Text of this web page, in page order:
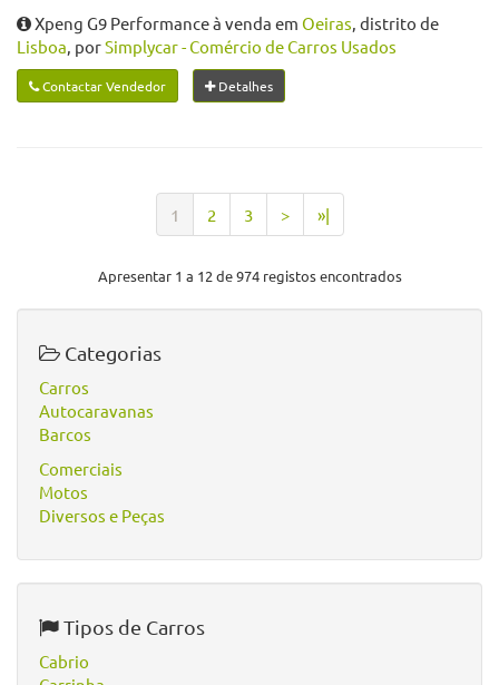
Xpeng G9 Performance à venda em Oeiras, distrito de
Lisboa, porSimplycar - Comércio de Carros Usados
Contactar Vendedor Detalhes
1 2 3 > »|
Apresentar 1 a 12 de 974 registos encontrados
Categorias
Carros
Autocaravanas
Barcos
Comerciais
Motos
Diversos e Peças
Tipos de Carros
Cabrio